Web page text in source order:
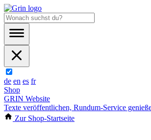
de en es fr
Shop
GRIN Website
Texte veröffentlichen, Rundum-Service
Zur Shop-Startseite